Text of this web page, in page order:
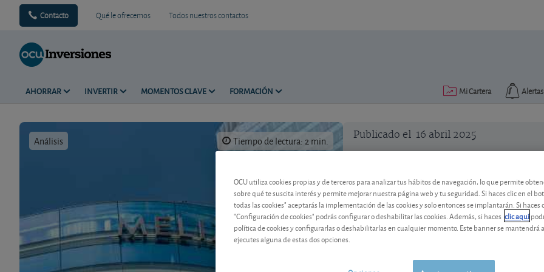
Contacto Qué le ofrecemos Todos nuestros contactos
AHORRAR INVERTIR MOMENTOS CLAVE FORMACIÓN Alertas
Mi Cartera
Análisis Tiempo de lectura: 2 min. Publicado el 16 abril 2025
Meliá Hotels, incertidumbre
El buen comienzo del año en cuanto a
consecuencias de la guerra
OCU utiliza cookies propias y de terceros para analizar tus hábitos de navegación, lo que permite
sobre qué te suscita interés y permite mejorar nuestra página web y tu seguridad. Si haces clic en el
todas las cookies" aceptarás la implementación de las cookies y solo entonces se implantarán. Si haces
"Configuración de cookies" podrás configurar o deshabilitar las cookies. Además, si haces clic aquí
política de cookies y configurarlas o deshabilitarlas en cualquier momento. Este banner se mantendrá
ejecutes alguna de estas dos opciones.